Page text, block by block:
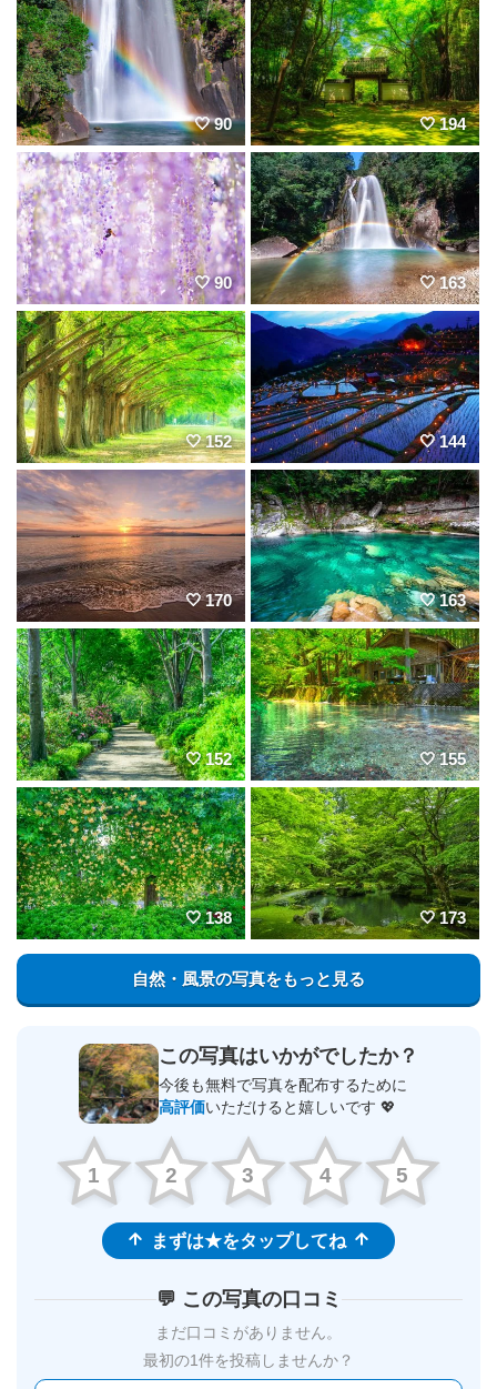
90 194
90 163
152 144
170 163
152 155
138 173
自然・風景の写真をもっと見る
この写真はいかがでしたか？
今後も無料で写真を配布するために
高評価いただけると嬉しいです 💖
1 2 3 4 5
まずは★をタップしてね
💬 この写真の口コミ
まだ口コミがありません。
最初の1件を投稿しませんか？